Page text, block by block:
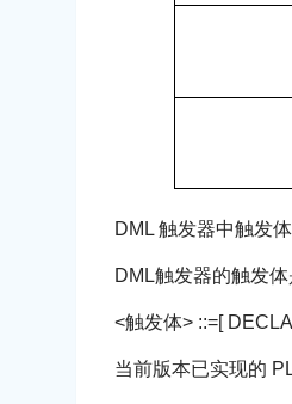
DML 触发器中触发
DML触发器的触发
<触发体> ::=[
当前版本已实现的